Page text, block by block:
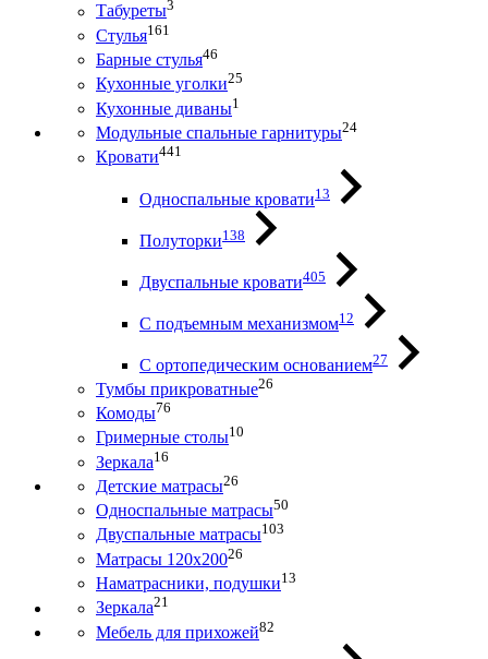
Табуреты3
Стулья161
Барные стулья46
Кухонные уголки25
Кухонные диваны1
Модульные спальные гарнитуры24
Кровати441
Односпальные кровати13
Полуторки138
Двуспальные кровати405
С подъемным механизмом12
С ортопедическим основанием27
Тумбы прикроватные26
Комоды76
Гримерные столы10
Зеркала16
Детские матрасы26
Односпальные матрасы50
Двуспальные матрасы103
Матрасы 120х20026
Наматрасники, подушки13
Зеркала21
Мебель для прихожей82